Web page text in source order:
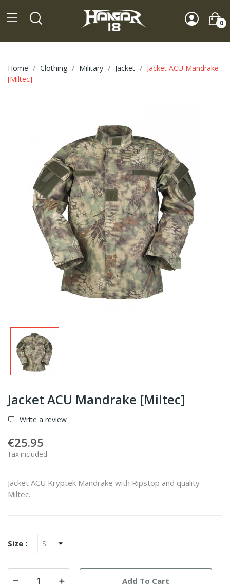
0
Home Clothing Military Jacket
Jacket ACU Mandrake
[Miltec]
Jacket ACU Mandrake [Miltec]
Write a review
€25.95
Tax included
Jacket ACU Kryptek Mandrake with Ripstop and quality
Miltec.
Size :
Add To Cart